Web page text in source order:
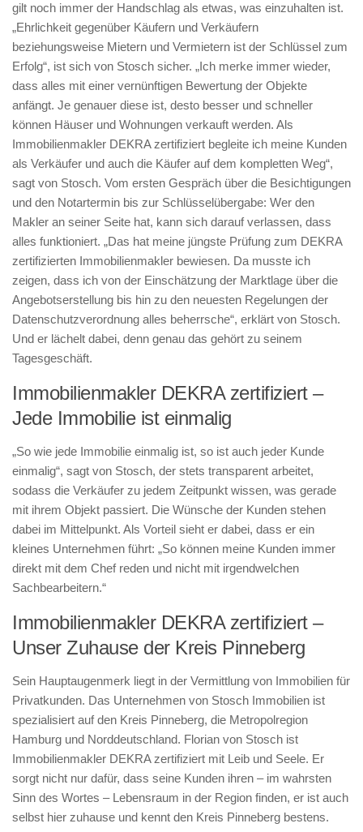
gilt noch immer der Handschlag als etwas, was einzuhalten ist.
„Ehrlichkeit gegenüber Käufern und Verkäufern
beziehungsweise Mietern und Vermietern ist der Schlüssel zum
Erfolg“, ist sich von Stosch sicher. „Ich merke immer wieder,
dass alles mit einer vernünftigen Bewertung der Objekte
anfängt. Je genauer diese ist, desto besser und schneller
können Häuser und Wohnungen verkauft werden. Als
Immobilienmakler DEKRA zertifiziert begleite ich meine Kunden
als Verkäufer und auch die Käufer auf dem kompletten Weg“,
sagt von Stosch. Vom ersten Gespräch über die Besichtigungen
und den Notartermin bis zur Schlüsselübergabe: Wer den
Makler an seiner Seite hat, kann sich darauf verlassen, dass
alles funktioniert. „Das hat meine jüngste Prüfung zum DEKRA
zertifizierten Immobilienmakler bewiesen. Da musste ich
zeigen, dass ich von der Einschätzung der Marktlage über die
Angebotserstellung bis hin zu den neuesten Regelungen der
Datenschutzverordnung alles beherrsche“, erklärt von Stosch.
Und er lächelt dabei, denn genau das gehört zu seinem
Tagesgeschäft.
Immobilienmakler DEKRA zertifiziert –
Jede Immobilie ist einmalig
„So wie jede Immobilie einmalig ist, so ist auch jeder Kunde
einmalig“, sagt von Stosch, der stets transparent arbeitet,
sodass die Verkäufer zu jedem Zeitpunkt wissen, was gerade
mit ihrem Objekt passiert. Die Wünsche der Kunden stehen
dabei im Mittelpunkt. Als Vorteil sieht er dabei, dass er ein
kleines Unternehmen führt: „So können meine Kunden immer
direkt mit dem Chef reden und nicht mit irgendwelchen
Sachbearbeitern.“
Immobilienmakler DEKRA zertifiziert –
Unser Zuhause der Kreis Pinneberg
Sein Hauptaugenmerk liegt in der Vermittlung von Immobilien für
Privatkunden. Das Unternehmen von Stosch Immobilien ist
spezialisiert auf den Kreis Pinneberg, die Metropolregion
Hamburg und Norddeutschland. Florian von Stosch ist
Immobilienmakler DEKRA zertifiziert mit Leib und Seele. Er
sorgt nicht nur dafür, dass seine Kunden ihren – im wahrsten
Sinn des Wortes – Lebensraum in der Region finden, er ist auch
selbst hier zuhause und kennt den Kreis Pinneberg bestens.